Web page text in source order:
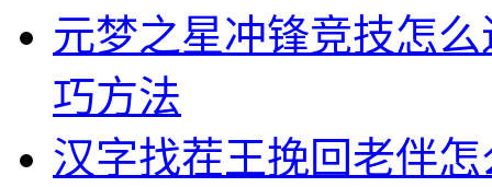
元梦之星冲锋竞技怎
巧方法
汉字找茬王挽回老伴